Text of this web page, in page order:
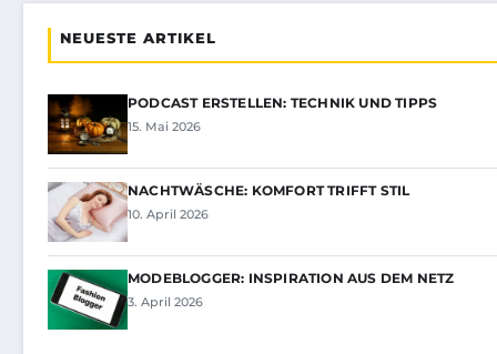
NEUESTE ARTIKEL
PODCAST ERSTELLEN: TECHNIK UND TIPPS
15. Mai 2026
NACHTWÄSCHE: KOMFORT TRIFFT STIL
10. April 2026
MODEBLOGGER: INSPIRATION AUS DEM NETZ
3. April 2026